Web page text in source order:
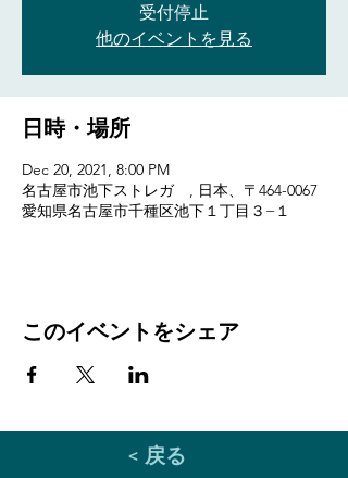
受付停止
他のイベントを見る
日時・場所
Dec 20, 2021, 8:00 PM
名古屋市池下ストレガ , 日本、〒464-0067
愛知県名古屋市千種区池下１丁目３−１
このイベントをシェア
< 戻る